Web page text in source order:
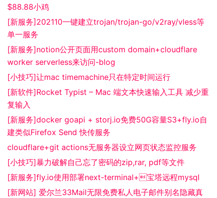
$88.88小鸡
[新服务]202110一键建立trojan/trojan-go/v2ray/vless等
单一服务
[新服务]notion公开页面用custom domain+cloudflare
worker serverless来访问-blog
[小技巧]让mac timemachine只在特定时间运行
[新软件]Rocket Typist – Mac 端文本快速输入工具 减少重
复输入
[新服务]docker goapi + storj.io免费50G容量S3+fly.io自
建类似Firefox Send 快传服务
cloudflare+git actions无服务器设立网页状态监控服务
[小技巧]暴力破解自己忘了密码的zip,rar, pdf等文件
[新服务]fly.io使用部署next-terminal+宝塔远程mysql
[新网站] 爱尔兰33Mail无限免费私人电子邮件别名隐藏真